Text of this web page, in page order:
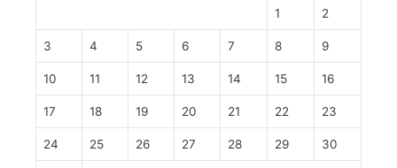
1 2
3 4 5 6 7 8 9
10 11 12 13 14 15 16
17 18 19 20 21 22 23
24 25 26 27 28 29 30